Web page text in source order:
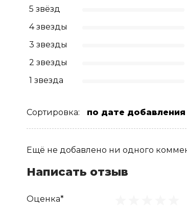
5 звёзд
4 звезды
3 звезды
2 звезды
1 звезда
Сортировка: по дате добавления
Ещё не добавлено ни одного
Написать отзыв
Оценка*